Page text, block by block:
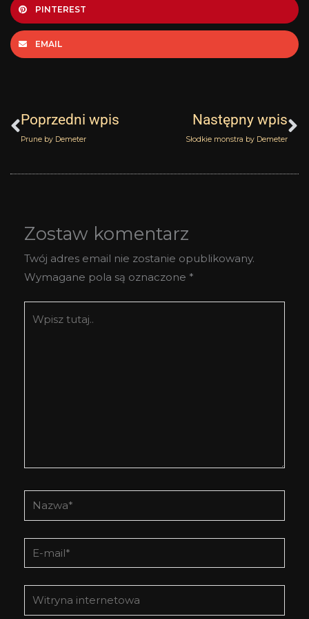
PINTEREST
EMAIL
Poprzedni wpis
Prune by Demeter
Następny wpis
Słodkie monstra by Demeter
Zostaw komentarz
Twój adres email nie zostanie opublikowany.
Wymagane pola są oznaczone *
tutaj..
Nazwa*
E-
mail*
Witryna
internetowa